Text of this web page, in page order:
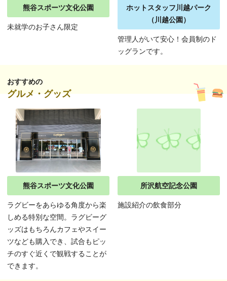
熊谷スポーツ文化公園
未就学のお子さん限定
ホットスタッフ川越パーク
（川越公園）
管理人がいて安心！会員制のド
ッグランです。
おすすめの
グルメ・グッズ
熊谷スポーツ文化公園
ラグビーをあらゆる角度から楽
しめる特別な空間。ラグビーグ
ッズはもちろんカフェやスイー
ツなども購入でき、試合もピッ
チのすぐ近くで観戦することが
できます。
所沢航空記念公園
施設紹介の飲食部分